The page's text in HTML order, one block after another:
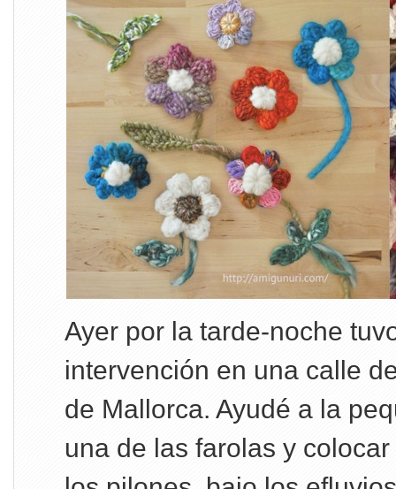
Ayer por la tarde-noche
intervención en una calle
de Mallorca. Ayudé a la
una de las farolas y